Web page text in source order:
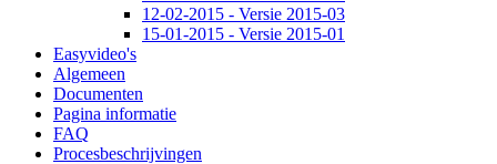
12-02-2015 - Versie 2015-03
15-01-2015 - Versie 2015-01
Easyvideo's
Algemeen
Documenten
Pagina informatie
FAQ
Procesbeschrijvingen